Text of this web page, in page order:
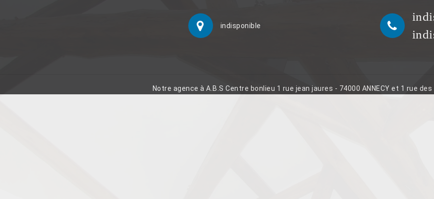
indisponible
Notre agence à A.B.S Centre bonlieu 1 rue jean jaures - 74000 ANNECY et 1 rue des